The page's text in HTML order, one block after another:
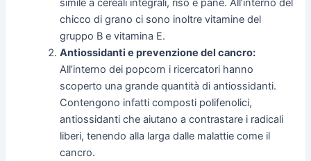
simile a cereali integrali, riso e pane. All’interno del
chicco di grano ci sono inoltre vitamine del
gruppo B e vitamina E.
Antiossidanti e prevenzione del cancro:
All’interno dei popcorn i ricercatori hanno
scoperto una grande quantità di antiossidanti.
Contengono infatti composti polifenolici,
antiossidanti che aiutano a contrastare i radicali
liberi, tenendo alla larga dalle malattie come il
cancro.